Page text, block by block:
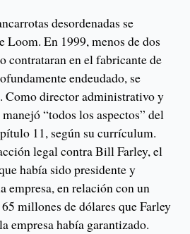
desordenadas se
En 1999, menos de dos
contrataran en el fabricante de
endeudado, se
Como director administrativo y
“todos los aspectos” del
11, según su currículum.
legal contra Bill Farley, el
había sido presidente y
empresa, en relación con un
millones de dólares que Farley
empresa había garantizado.